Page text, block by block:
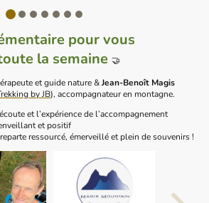
pour vous
la semaine 🤝
et guide nature &Jean-Benoît Magis
by JB), accompagnateur en montagne.
et l’expérience de l’accompagnement
et positif
ressourcé, émerveillé et plein de souvenirs !